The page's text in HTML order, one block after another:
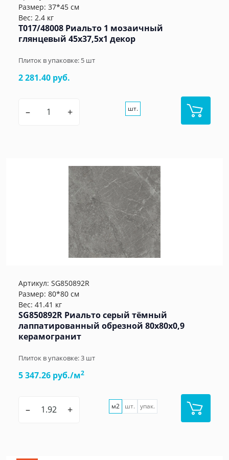
Размер: 37*45 см
Вес: 2.4 кг
T017/48008 Риальто 1 мозаичный
глянцевый 45x37,5x1 декор
Плиток в упаковке: 5 шт
2 281.40 руб.
– + шт.
Артикул: SG850892R
Размер: 80*80 см
Вес: 41.41 кг
SG850892R Риальто серый тёмный
лаппатированный обрезной 80x80x0,9
керамогранит
Плиток в упаковке:3 шт
5 347.26 руб./м2
– + м2 шт. упак.